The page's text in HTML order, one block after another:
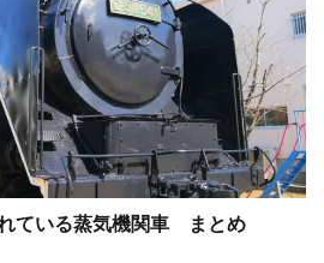
ている蒸気機関車 まとめ